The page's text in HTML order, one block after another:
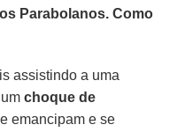
Parabolanos. Como
assistindo a uma
umchoque de
emancipam e se